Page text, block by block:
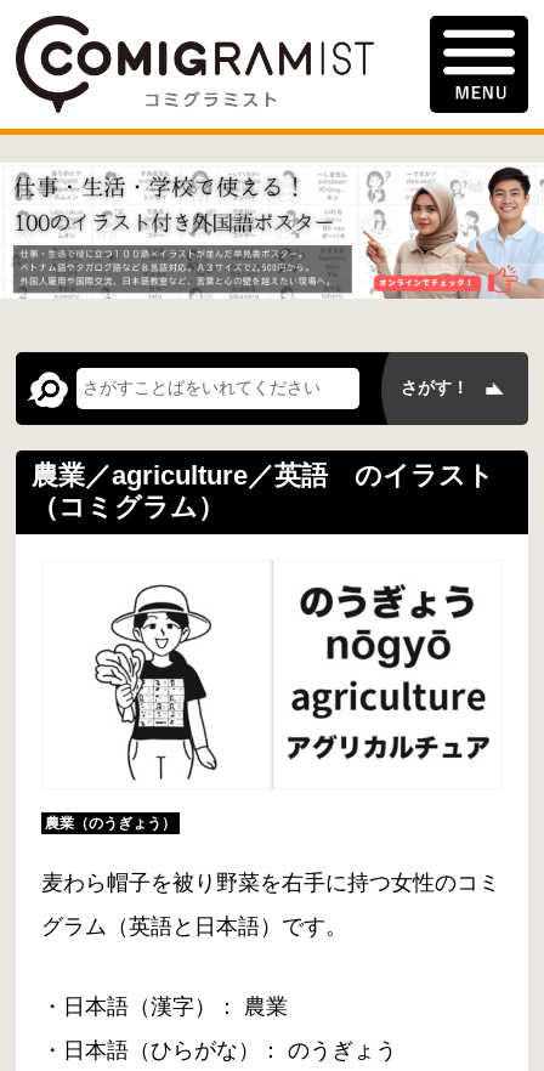
農業／agriculture／英語 のイラスト
（コミグラム）
農業（のうぎょう）
麦わら帽子を被り野菜を右手に持つ女性のコミ
グラム（英語と日本語）です。
・日本語（漢字）： 農業
・日本語（ひらがな）： のうぎょう